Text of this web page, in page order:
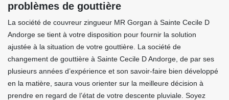
problèmes de gouttière
La société de couvreur zingueur MR Gorgan à Sainte Cecile D
Andorge se tient à votre disposition pour fournir la solution
ajustée à la situation de votre gouttière. La société de
changement de gouttière à Sainte Cecile D Andorge, de par ses
plusieurs années d’expérience et son savoir-faire bien développé
en la matière, saura vous orienter sur la meilleure décision à
prendre en regard de l’état de votre descente pluviale. Soyez